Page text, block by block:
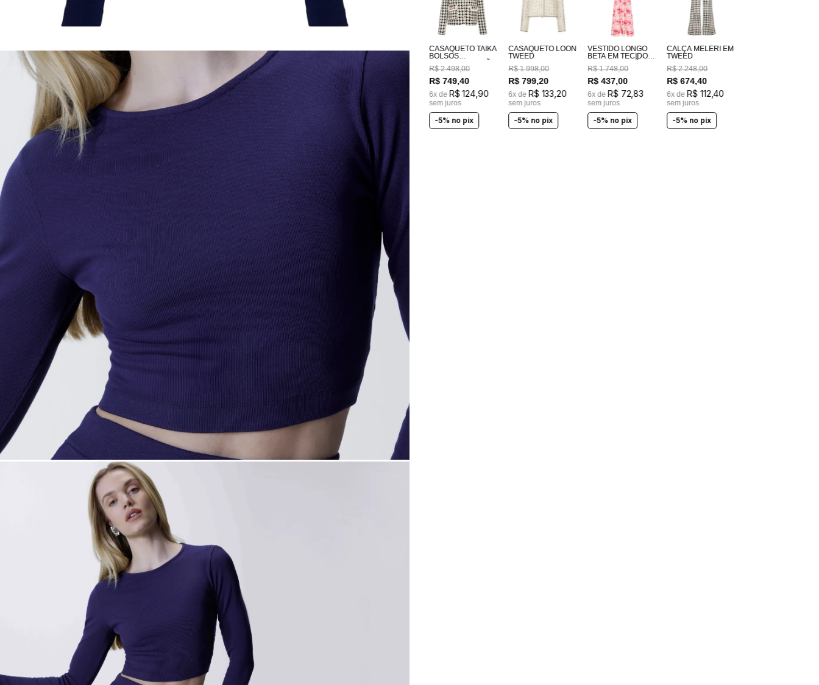
CASAQUETO TAIKA
BOLSOS
BORDADOS A MÃO
R$ 2.498,00
R$ 749,40
6x de R$ 124,90
sem juros
-5% no pix
CASAQUETO LOON
TWEED
R$ 1.998,00
R$ 799,20
6x de R$ 133 20
sem juros
-5% no pix
VESTIDO LONGO
BETA EM TECIDO
100% ALGODÃO
ESTAMPADO
COSTAS EM
LASTEX
R$ 1.748,00
R$ 437,00
6x de R$ 72,83
sem juros
-5% no pix
CALÇA MELERI EM
TWEED
R$ 2.248,00
R$ 674,40
6x de R$ 112,40
sem juros
-5% no pix